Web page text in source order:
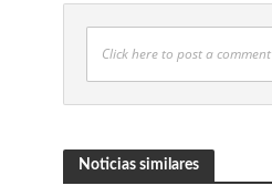
Click here to post a comment
Noticias similares